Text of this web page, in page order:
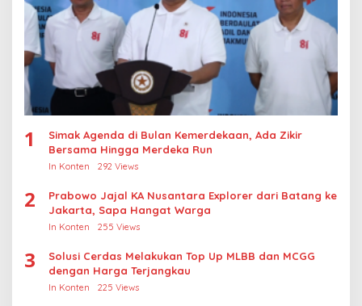
1
Simak Agenda di Bulan Kemerdekaan, Ada Zikir
Bersama Hingga Merdeka Run
In Konten 292 Views
2
Prabowo Jajal KA Nusantara Explorer dari Batang ke
Jakarta, Sapa Hangat Warga
In Konten 255 Views
3
Solusi Cerdas Melakukan Top Up MLBB dan MCGG
dengan Harga Terjangkau
In Konten 225 Views